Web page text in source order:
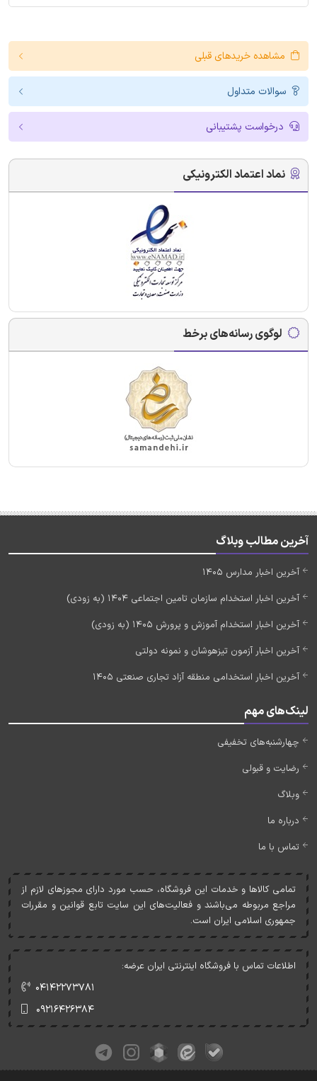
مشاهده خریدهای قبلی
سوالات متداول
درخواست پشتیبانی
نماد اعتماد الکترونیکی
لوگوی رسانه‌های برخط
آخرین مطالب وبلاگ
آخرین اخبار مدارس 1405
آخرین اخبار استخدام سازمان تامین اجتماعی 1404 (به زودی)
آخرین اخبار استخدام آموزش و پرورش 1405 (به زودی)
آخرین اخبار آزمون تیزهوشان و نمونه دولتی
آخرین اخبار استخدامی منطقه آزاد تجاری صنعتی 1405
لینک‌های مهم
چهارشنبه‌های تخفیفی
رضایت و قبولی
وبلاگ
درباره ما
تماس با ما
تمامی کالاها و خدمات اين فروشگاه، حسب مورد دارای مجوزهای لازم از
مراجع مربوطه می‌باشند و فعاليت‌های اين سايت تابع قوانين و مقررات
جمهوری اسلامی ايران است.
اطلاعات تماس با فروشگاه اینترنتی ایران عرضه:
۰۴۱۴۲۲۷۳۷۸۱
۰۹۲۱۶۴۲۶۳۸۴